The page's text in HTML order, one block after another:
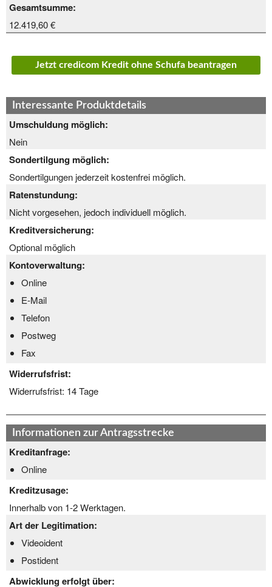
Gesamtsumme:
12.419,60 €
Jetzt credicom Kredit ohne Schufa beantragen
Interessante Produktdetails
Umschuldung möglich:
Nein
Sondertilgung möglich:
Sondertilgungen jederzeit kostenfrei möglich.
Ratenstundung:
Nicht vorgesehen, jedoch individuell möglich.
Kreditversicherung:
Optional möglich
Kontoverwaltung:
Online
E-Mail
Telefon
Postweg
Fax
Widerrufsfrist:
Widerrufsfrist: 14 Tage
Informationen zur Antragsstrecke
Kreditanfrage:
Online
Kreditzusage:
Innerhalb von 1-2 Werktagen.
Art der Legitimation:
Videoident
Postident
Abwicklung erfolgt über: